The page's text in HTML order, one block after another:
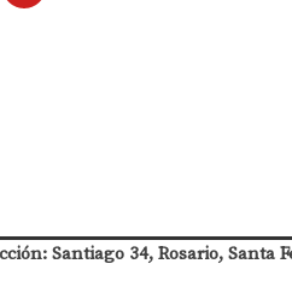
Santiago 34, Rosario,